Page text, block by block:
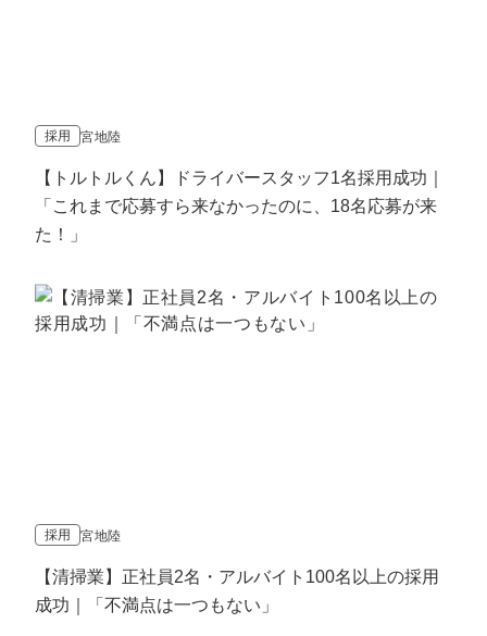
採用 宮地陸
【トルトルくん】ドライバースタッフ1名採用成功｜
「これまで応募すら来なかったのに、18名応募が来
た！」
採用 宮地陸
【清掃業】正社員2名・アルバイト100名以上の採用
成功｜「不満点は一つもない」